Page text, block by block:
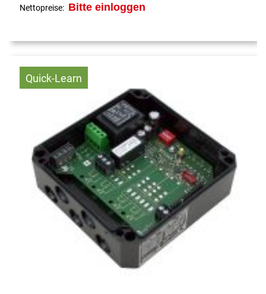
Nettopreise: Bitte einloggen
Quick-Learn